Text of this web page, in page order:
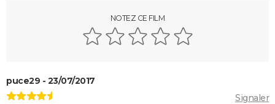
NOTEZ CE FILM
puce29 - 23/07/2017
Signaler